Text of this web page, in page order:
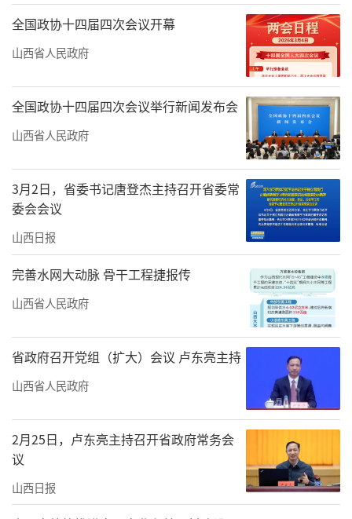
全国政协十四届四次会议开幕
山西省人民政府
全国政协十四届四次会议举行新闻发布会
山西省人民政府
3月2日，省委书记唐登杰主持召开省委常
委会会议
山西日报
完善水网大动脉 骨干工程捷报传
山西省人民政府
省政府召开党组（扩大）会议 卢东亮主持
山西省人民政府
2月25日，卢东亮主持召开省政府常务会
议
山西日报